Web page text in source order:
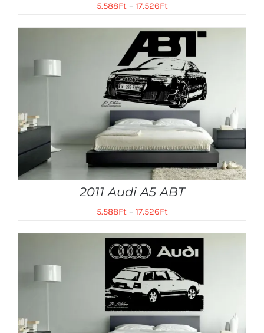
5.588Ft– 17.526Ft
2011 Audi A5 ABT
5.588Ft– 17.526Ft